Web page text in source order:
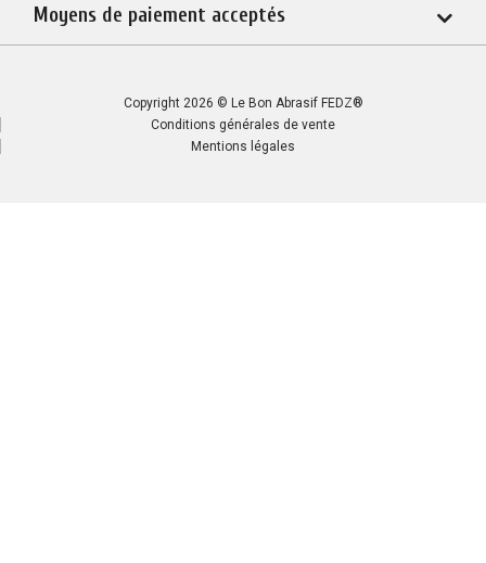
Moyens de paiement acceptés
Copyright 2026 © Le Bon Abrasif FEDZ®
Conditions générales de vente
Mentions légales